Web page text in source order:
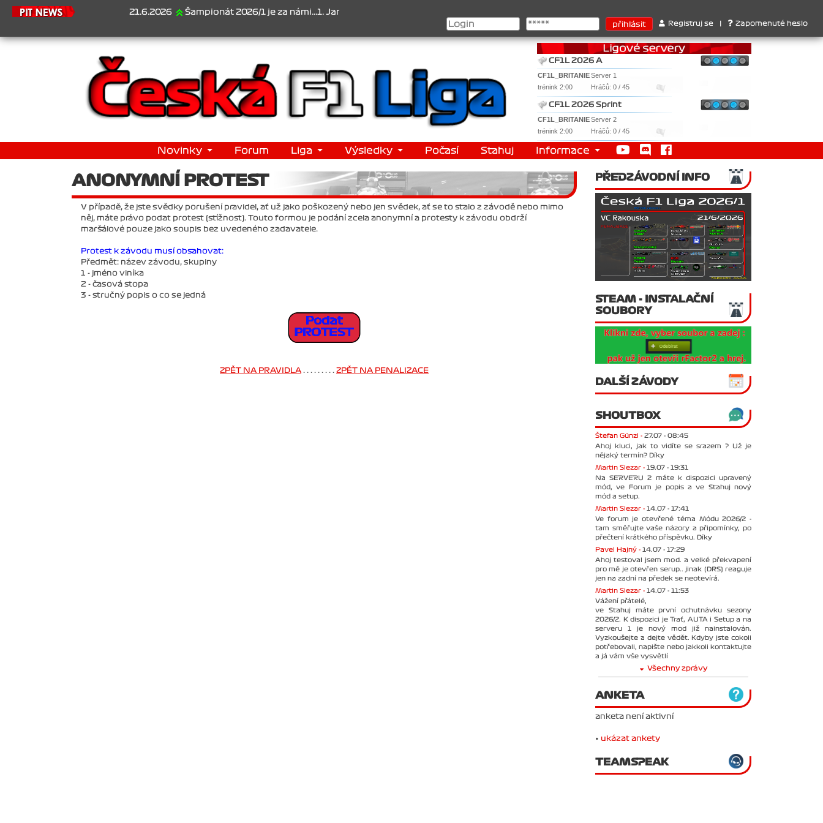
21.6.2026 Šampionát 2026/1 je za námi...1. Jan Veselý , 2. Jan Nováček , 3. Jakub Chmelík , Pohár konstruktérů : 1. Ferrari . 2. Williams , 3. RedBull ..... SprintCup -
Registruj se Zapomenuté heslo
CF1L 2026 A
CF1L_BRITANIEServer 1
trénink 2:00
Hráčů: 0 / 45
CF1L 2026 Sprint
CF1L_BRITANIEServer 2
trénink 2:00
Hráčů: 0 / 45
Novinky Forum Liga Výsledky Počasí Stahuj Informace
ANONYMNÍ PROTEST
V případě, že jste svědky porušení pravidel, ať už jako poškozený nebo jen svědek, ať se to stalo z závodě nebo mimo
něj, máte právo podat protest (stížnost). Touto formou je podání zcela anonymní a protesty k závodu obdrží
maršálové pouze jako soupis bez uvedeného zadavatele.
Protest k závodu musí obsahovat:
Předmět: název závodu, skupiny
1 - jméno viníka
2 - časová stopa
3 - stručný popis o co se jedná
ZPĚT NA PRAVIDLA . . . . . . . . . ZPĚT NA PENALIZACE
PŘEDZÁVODNÍ INFO
STEAM - INSTALAČNÍ
SOUBORY
DALŠÍ ZÁVODY
SHOUTBOX
Štefan Günzl - 27.07 - 08:45
Ahoj kluci, jak to vidíte se srazem ? Už je
nějaký termín? Díky
Martin Slezar - 19.07 - 19:31
Na SERVERU 2 máte k dispozici upravený
mód, ve Forum je popis a ve Stahuj nový
mód a setup.
Martin Slezar - 14.07 - 17:41
Ve forum je otevřené téma Módu 2026/2 -
tam směřujte vaše názory a připomínky, po
přečtení krátkého příspěvku. Díky
Pavel Hajný - 14.07 - 17:29
Ahoj testoval jsem mod. a velké překvapení
pro mě je otevřen serup.. jinak (DRS) reaguje
jen na zadní na předek se neotevírá.
Martin Slezar - 14.07 - 11:53
Vážení přátelé,
ve Stahuj máte první ochutnávku sezony
2026/2. K dispozici je Trať, AUTA i Setup a na
serveru 1 je nový mod již nainstalován.
Vyzkoušejte a dejte vědět. Kdyby jste cokoli
potřebovali, napište nebo jakkoli kontaktujte
a já vám vše vysvětlí
Všechny zprávy
ANKETA
anketa není aktivní
• ukázat ankety
TEAMSPEAK